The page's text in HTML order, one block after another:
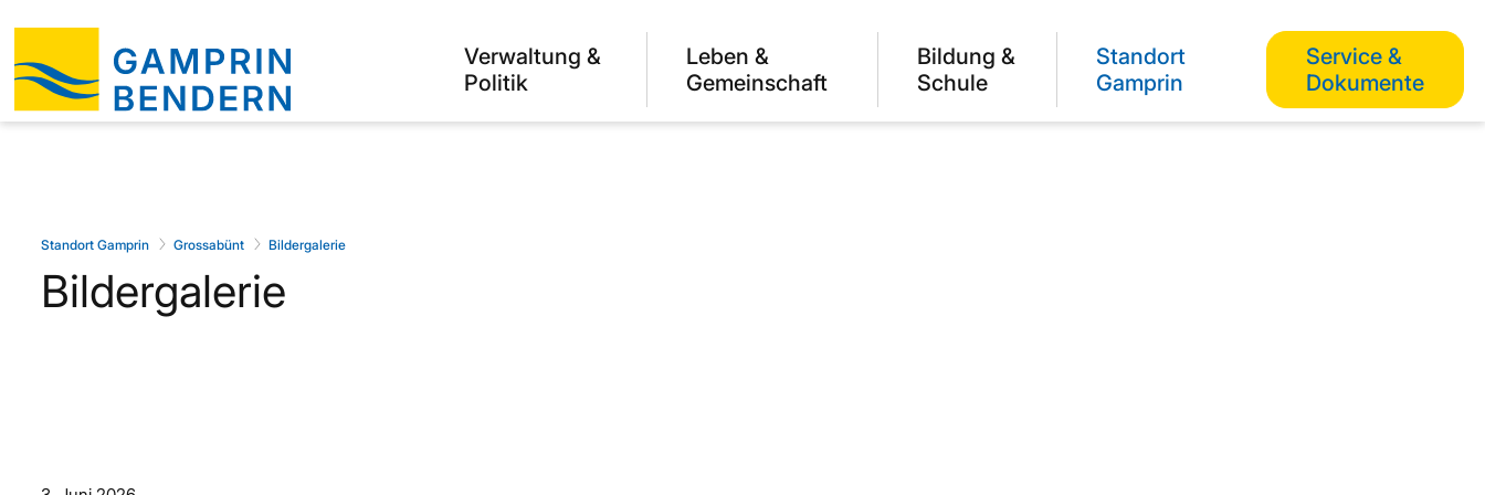
Verwaltung &
Politik
Leben &
Gemeinschaft
Bildung &
Schule
Standort
Gamprin
Service &
Dokumente
Standort Gamprin Grossabünt Bildergalerie
Bildergalerie